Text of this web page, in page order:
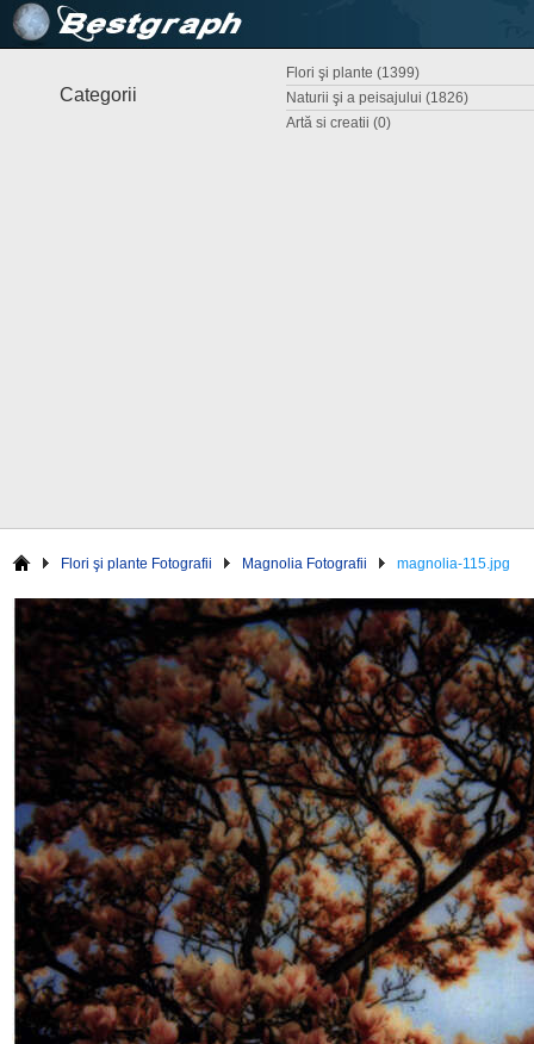
Categorii
Flori şi plante (1399)
Naturii şi a peisajului (1826)
Artă si creatii (0)
Flori şi plante Fotografii Magnolia Fotografii magnolia-115.jpg